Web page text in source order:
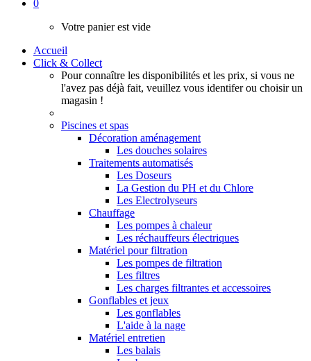
0
Votre panier est vide
Accueil
Click & Collect
Pour connaître les disponibilités et les prix, si vous ne
l'avez pas déjà fait, veuillez vous identifer ou choisir un
magasin !
Piscines et spas
Décoration aménagement
Les douches solaires
Traitements automatisés
Les Doseurs
La Gestion du PH et du Chlore
Les Electrolyseurs
Chauffage
Les pompes à chaleur
Les réchauffeurs électriques
Matériel pour filtration
Les pompes de filtration
Les filtres
Les charges filtrantes et accessoires
Gonflables et jeux
Les gonflables
L'aide à la nage
Matériel entretien
Les balais